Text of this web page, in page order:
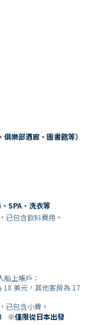
樂部酒廊、圖書館等）
SPA、洗衣等
已包含飲料費用。
上帳戶：
18 美元，其他客房為 17
已包含小費。
※僅限從日本出發